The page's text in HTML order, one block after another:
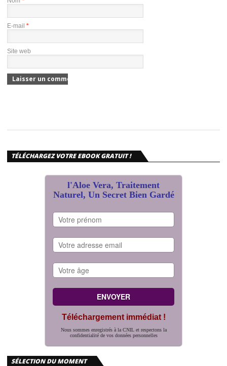
E-mail *
Site web
TÉLÉCHARGEZ VOTRE EBOOK GRATUIT !
l'Aloe Vera, Traitement
Naturel, Un Secret Bien Gardé
Téléchargement immédiat !
Nous sommes enregistrés à la CNIL et respectons la
confidentialité de vos données personnelles
SÉLECTION DU MOMENT